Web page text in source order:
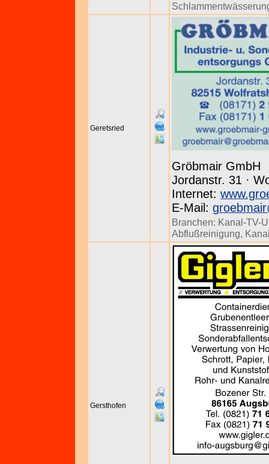
Geretsried
Gröbmair GmbH
Jordanstr. 31 ·
Internet:
E-Mail:
Branchen: Kanal-TV-
Abflußreinigung,
Gersthofen